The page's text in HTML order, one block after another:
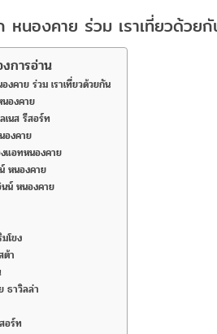
หนองคาย ร่วม เราเที่ยวด้วย
การอ่าน
งคาย ร่วม เราเที่ยวด้วยกัน
องคาย
เนส รีสอร์ท
องคาย
งแอทหนองคาย
หนองคาย
น์ หนองคาย
โขง
ต้า
ธาวิลล่า
อร์ท